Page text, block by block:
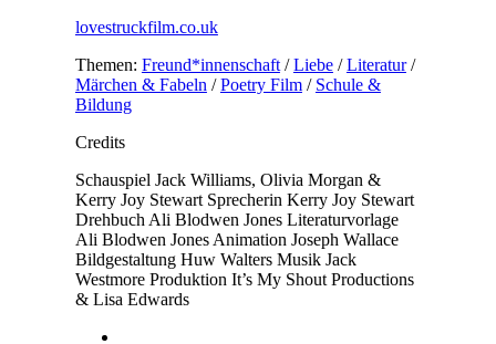
lovestruckfilm.co.uk
Themen: Freund*innenschaft/Liebe/Literatur/
Märchen & Fabeln /Poetry Film/ Schule &
Bildung
Credits
Schauspiel Jack Williams, Olivia Morgan &
Kerry Joy Stewart Sprecherin Kerry Joy Stewart
Drehbuch Ali Blodwen Jones Literaturvorlage
Ali Blodwen Jones Animation Joseph Wallace
Bildgestaltung Huw Walters Musik Jack
Westmore Produktion It’s My Shout Productions
& Lisa Edwards